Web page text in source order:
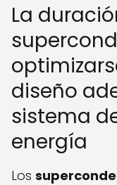
La
diseño
sistema
energía
Los